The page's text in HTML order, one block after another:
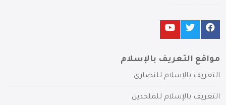
مواقع التعريف بالإسلام
التعريف بالإسلام للنصارى
التعريف بالإسلام للملحدين